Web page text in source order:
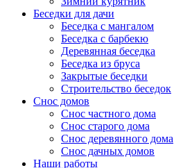
Беседки для дачи
Беседка с мангалом
Беседка с барбекю
Деревянная беседка
Беседка из бруса
Закрытые беседки
Строительство беседок
Снос домов
Снос частного дома
Снос старого дома
Снос деревянного дома
Снос дачных домов
Наши работы